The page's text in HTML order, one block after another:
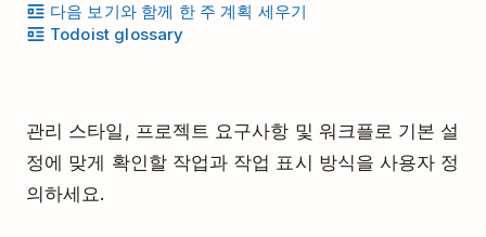
다음 보기와 함께 한 주 계획 세우기
Todoist glossary
관리 스타일, 프로젝트 요구사항 및 워크플로 기본 설
정에 맞게 확인할 작업과 작업 표시 방식을 사용자 정
의하세요.